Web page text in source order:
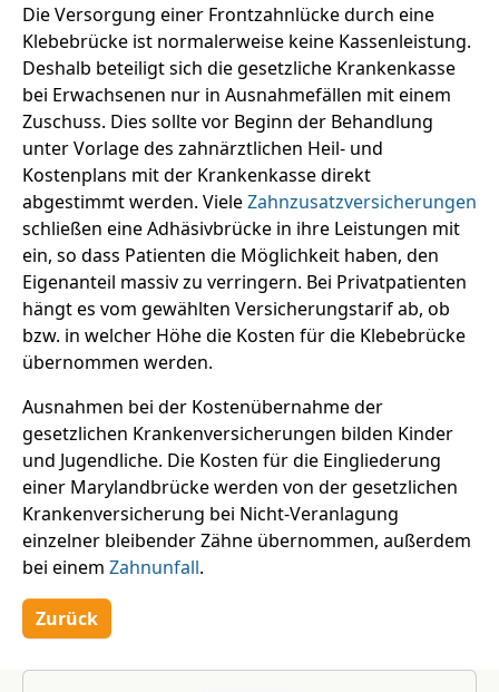
Die Versorgung einer Frontzahnlücke durch eine
Klebebrücke ist normalerweise keine Kassenleistung.
Deshalb beteiligt sich die gesetzliche Krankenkasse
bei Erwachsenen nur in Ausnahmefällen mit einem
Zuschuss. Dies sollte vor Beginn der Behandlung
unter Vorlage des zahnärztlichen Heil- und
Kostenplans mit der Krankenkasse direkt
abgestimmt werden. VieleZahnzusatzversicherungen
schließen eine Adhäsivbrücke in ihre Leistungen mit
ein, so dass Patienten die Möglichkeit haben, den
Eigenanteil massiv zu verringern. Bei Privatpatienten
hängt es vom gewählten Versicherungstarif ab, ob
bzw. in welcher Höhe die Kosten für die Klebebrücke
übernommen werden.
Ausnahmen bei der Kostenübernahme der
gesetzlichen Krankenversicherungen bilden Kinder
und Jugendliche. Die Kosten für die Eingliederung
einer Marylandbrücke werden von der gesetzlichen
Krankenversicherung bei Nicht-Veranlagung
einzelner bleibender Zähne übernommen, außerdem
bei einem Zahnunfall.
Zurück